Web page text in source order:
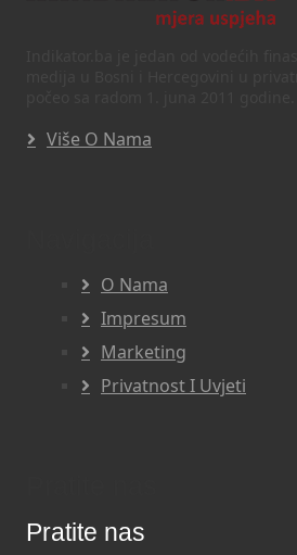
Više O Nama
O Nama
Impresum
Marketing
Privatnost I Uvjeti
Pratite nas